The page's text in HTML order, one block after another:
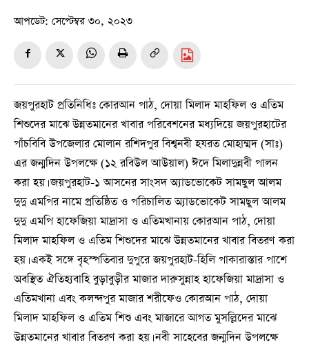
আপডেট: সেপ্টেম্বর ৩০, ২০২৩
জয়পুরহাট প্রতিনিধিঃ কোরআন পাঠ, দোয়া মিলাদ মাহফিল ও এতিম
শিশুদের মাঝে উন্নতমানের খাবার পরিবেশনের মধ্যদিয়ে জয়পুরহাটের
পাঁচবিবি উপজেলার মোলান রশিদপুর বিশ্বনবী হযরত মোহাম্মদ (সাঃ)
এর জন্মদিন উপলক্ষে (১২ রবিউল আউয়াল) ঈদে মিলাদুন্নবী পালন
করা হয়। জয়পুরহাট-১ আসনের সাংসদ অ্যাডভোকেট সামছুল আলম
দুদু এমপির নামে প্রতিষ্ঠিত ও পরিচালিত অ্যাডভোকেট সামছুল আলম
দুদু এমপি হাফেজিয়া মাদ্রাসা ও এতিমখানায় কোরআন পাঠ, দোয়া
মিলাদ মাহফিল ও এতিম শিশুদের মাঝে উন্নতমানের খাবার বিতরণ করা
হয়। একই সঙ্গে বৃহস্পতিবার দুপুরে জয়পুরহাট-হিলি পাকারাস্তার পাশে
অবস্থিত ঐতিহ্যবাহি বুড়াবুড়ীর মাজার দারুসুন্নাহ হাফেজিয়া মাদ্রাসা ও
এতিমখানা এবং কলন্দপুর মাজার শরীফেও কোরআন পাঠ, দোয়া
মিলাদ মাহফিল ও এতিম শিশু এবং মাজারে আগত মুসল্লিদের মাঝে
উন্নতমানের খাবার বিতরণ করা হয়। নবী সাহেবের জন্মদিন উপলক্ষে